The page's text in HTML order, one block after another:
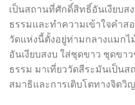
เป็นสถานที่ศักดิ์สิทธิ์อันเงียบส
ธรรมและทำความเข้าใจคำส
วัดแห่งนี้ตั้งอยู่ท่ามกลางแมก
อันเงียบสงบ ใส่ชุดขาว ชุดข
ธรรม มาเที่ยววัดสีระมันเป็น
สมาธิและการเติบโตทางจิต